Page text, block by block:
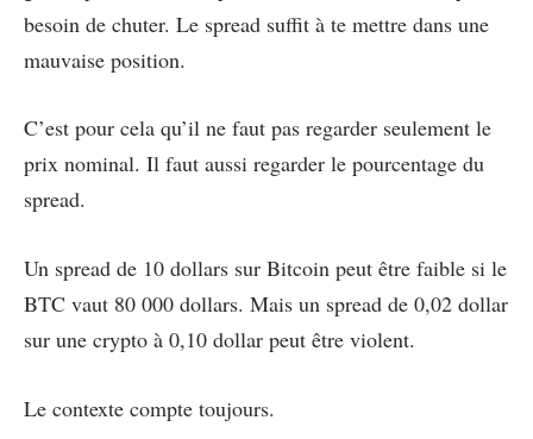
besoin de chuter. Le spread suffit à te mettre dans une
mauvaise position.
C’est pour cela qu’il ne faut pas regarder seulement le
prix nominal. Il faut aussi regarder le pourcentage du
spread.
Un spread de 10 dollars sur Bitcoin peut être faible si le
BTC vaut 80 000 dollars. Mais un spread de 0,02 dollar
sur une crypto à 0,10 dollar peut être violent.
Le contexte compte toujours.